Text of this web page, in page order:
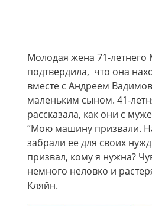
Молодая жена 71-летнего
подтвердила, что она
вместе с Андреем
маленьким сыном. 41-
рассказала, как они с
“Мою машину призвали.
забрали ее для своих
призвал, кому я нужна?
немного неловко и
Кляйн.